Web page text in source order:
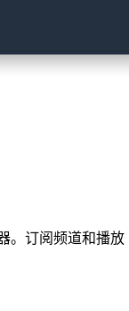
。订阅频道和播放